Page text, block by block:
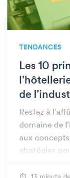
TENDANCES
Les 10
de
Restez à
domaine de
aux
stratégies
succès.